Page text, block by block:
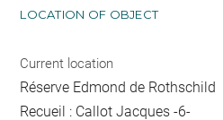
LOCATION OF OBJECT
Current location
Réserve Edmond de Rothschild
Recueil : Callot Jacques -6-